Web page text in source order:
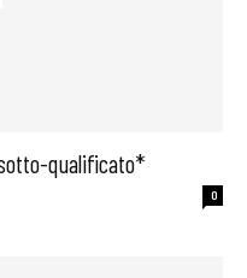
qualificato*
0